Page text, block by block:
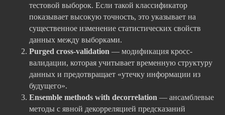
тестовой выборок. Если такой классификатор
показывает высокую точность, это указывает на
существенное изменение статистических свойств
данных между выборками.
Purged cross-validation — модификация кросс-
валидации, которая учитывает временную структуру
данных и предотвращает «утечку информации из
будущего».
Ensemble methods with decorrelation — ансамблевые
методы с явной декорреляцией предсказаний